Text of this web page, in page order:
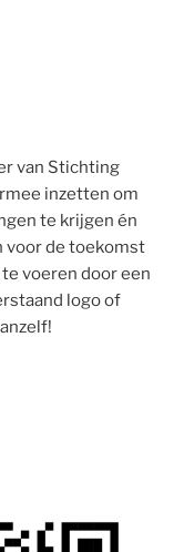
van Stichting
inzetten om
te krijgen én
voor de toekomst
voeren door een
logo of